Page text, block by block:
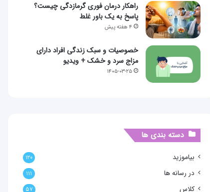
راهکار درمان فوری گرمازدگی چیست؟
پاسخ به یک باور غلط
۴ هفته پیش
خصوصیات و سبک زندگی افراد دارای
مزاج سرد و خشک + ویدیو
۱۴۰۵-۰۳-۲۵
دسته بندی ها
بیاموزید ۱۲۰
در رسانه ها ۱۱۱
کلاس ۵۷